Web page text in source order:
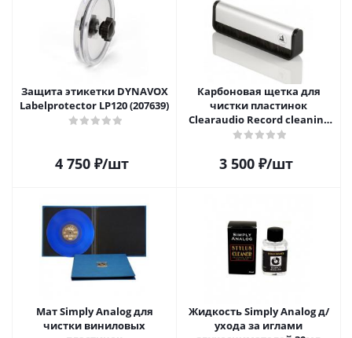
Защита этикетки DYNAVOX
Labelprotector LP120 (207639)
4 750₽/шт
Карбоновая щетка для
чистки пластинок
Clearaudio Record cleaning
brush
3 500₽/шт
Мат Simply Analog для
чистки виниловых
Жидкость Simply Analog д/
ухода за иглами